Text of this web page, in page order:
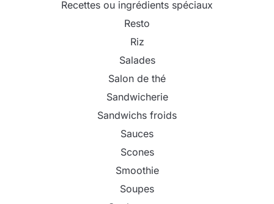
Recettes ou ingrédients spéciaux
Resto
Riz
Salades
Salon de thé
Sandwicherie
Sandwichs froids
Sauces
Scones
Smoothie
Soupes